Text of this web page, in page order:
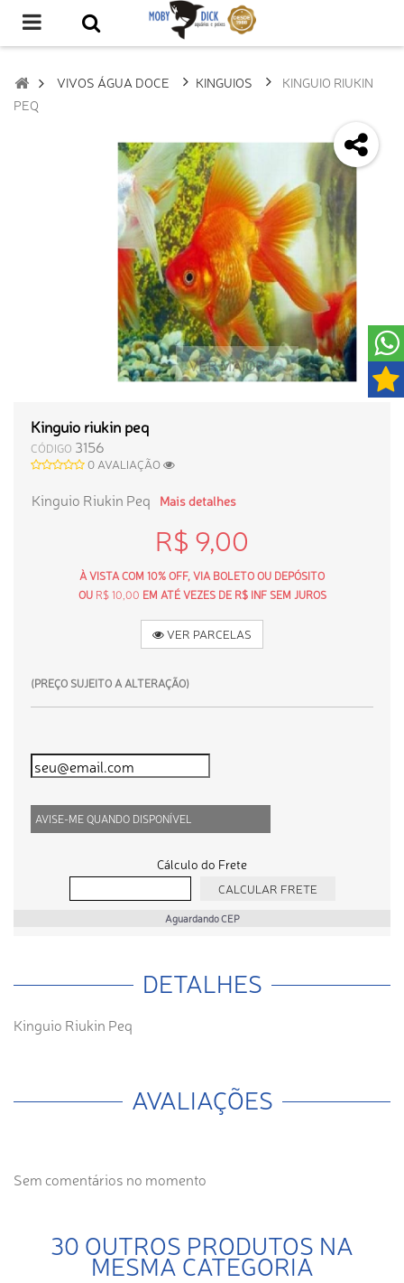
VIVOS ÁGUA DOCE KINGUIOS
KINGUIO RIUKIN
PEQ
VER MAIOR
Kinguio riukin peq
CÓDIGO 3156
0 AVALIAÇÃO
Kinguio Riukin Peq Mais detalhes
R$ 9,00
À VISTA COM 10% OFF, VIA BOLETO OU DEPÓSITO
OU R$ 10,00 EM ATÉ VEZES DE R$ INF SEM JUROS
VER PARCELAS
(PREÇO SUJEITO A ALTERAÇÃO)
AVISE-ME QUANDO DISPONÍVEL
Cálculo do Frete
Aguardando CEP
DETALHES
Kinguio Riukin Peq
AVALIAÇÕES
Sem comentários no momento
30 OUTROS PRODUTOS NA
MESMA CATEGORIA